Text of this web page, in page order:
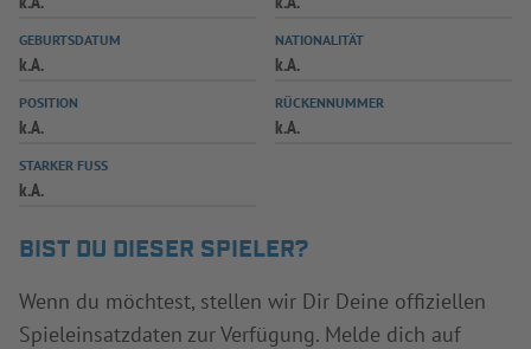
SPIELPLUS
GEBURTSDATUM
k.A.
NATIONALITÄT
k.A.
POSITION
k.A.
RÜCKENNUMMER
k.A.
STARKER FUSS
k.A.
BIST DU DIESER SPIELER?
Wenn du möchtest, stellen wir Dir Deine offiziellen
Spieleinsatzdaten zur Verfügung. Melde dich auf